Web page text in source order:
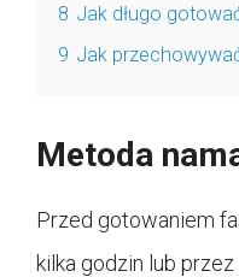
8 Jak długo
9 Jak
Metoda
Przed gotowaniem
kilka godzin lub